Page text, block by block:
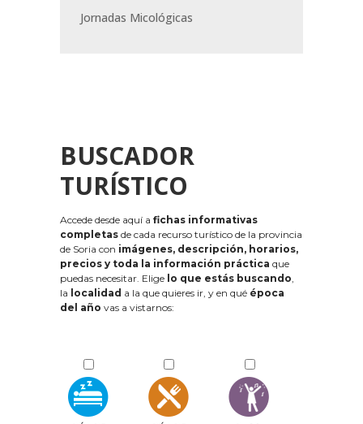
Jornadas Micológicas
BUSCADOR
TURÍSTICO
Accede desde aquí a fichas informativas
completas de cada recurso turístico de la provincia
de Soria con imágenes, descripción, horarios,
precios y toda la información práctica que
puedas necesitar. Elige lo que estás buscando,
la localidad a la que quieres ir, y en qué época
del año vas a vistarnos: